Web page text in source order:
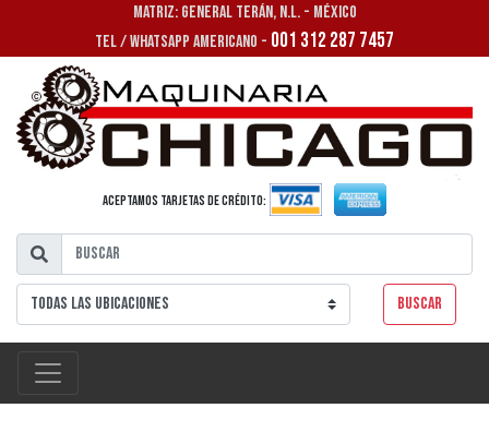
MATRIZ: GENERAL TERÁN, N.L. - MÉXICO
TEL / WHATSAPP AMERICANO - 001 312 287 7457
Aceptamos tarjetas de crédito:
Buscar